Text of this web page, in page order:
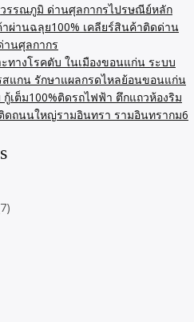
รรณภูมิ ด่านศุลกากรไปรษณีย์หลัก
ผ่านฉลุย100% เคลียร์สินค้าติดด่าน
นศุลกากร
ทางโรคตับ ในเมืองขอนแก่น ระบบ
สแกน รักษาแผลกรดไหลย้อนขอนแก่น
เต็ม100%ติดรถไฟฟ้า ตึกแถวห้องริม
ถนนใหญ่รามอินทรา รามอินทรากม6